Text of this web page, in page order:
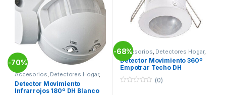
-70%
Accesorios Detectores Hogar,
Detector Movimiento
Infrarrojos 180º DH Blanco
-68%
Accesorios Detectores Hogar,
Hogar
Detector Movimiento 360º
Empotrar Techo DH
(0)